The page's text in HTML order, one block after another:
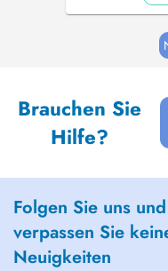
Brauchen Sie
Hilfe?
Folgen Sie uns und
verpassen Sie
Neuigkeiten